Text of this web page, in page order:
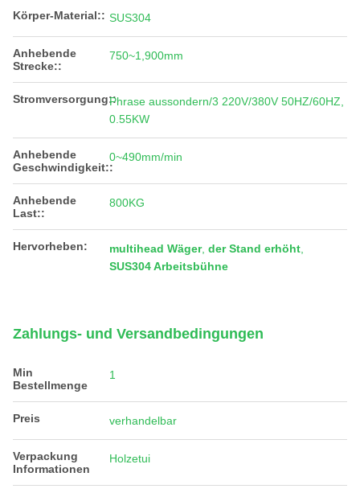
Körper-Material:: SUS304
Anhebende
Strecke::
750~1,900mm
Stromversorgung::Phrase aussondern/3 220V/380V 50HZ/60HZ,
0.55KW
Anhebende
Geschwindigkeit::
0~490mm/min
Anhebende
Last::
800KG
Hervorheben: multihead Wäger, der Stand erhöht
SUS304 Arbeitsbühne
Zahlungs- und Versandbedingungen
Min
Bestellmenge
1
Preis verhandelbar
Verpackung
Informationen
Holzetui